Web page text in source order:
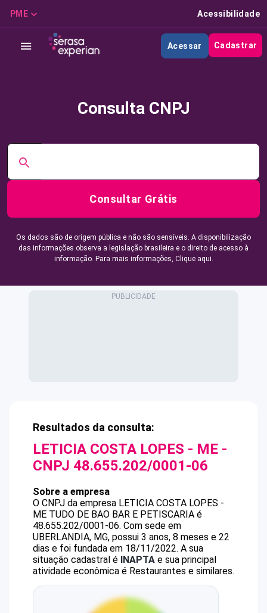
PME Acessibilidade
Acessar Cadastrar
Consulta CNPJ
Consultar Grátis
Os dados são de origem pública e não são sensíveis. A disponibilização
das informações observa a legislação brasileira e o direito de acesso à
informação. Para mais informações, Clique aqui.
Resultados da consulta:
LETICIA COSTA LOPES - ME -
CNPJ 48.655.202/0001-06
Sobre a empresa
O CNPJ da empresa LETICIA COSTA LOPES -
ME TUDO DE BAO BAR E PETISCARIA é
48.655.202/0001-06. Com sede em
UBERLANDIA, MG, possui 3 anos, 8 meses e 22
dias e foi fundada em 18/11/2022. A sua
situação cadastral é INAPTA e sua principal
atividade econômica é Restaurantes e similares.